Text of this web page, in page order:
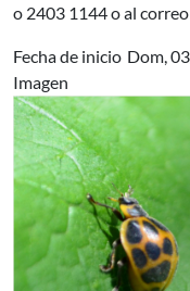
o 2403 1144 o al correo
Fecha de inicio Dom,
Imagen